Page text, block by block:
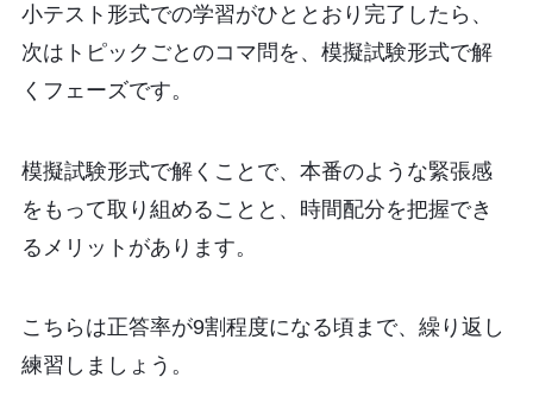
小テスト形式での学習がひととおり完了したら、
次はトピックごとのコマ問を、模擬試験形式で解
くフェーズです。
模擬試験形式で解くことで、本番のような緊張感
をもって取り組めることと、時間配分を把握でき
るメリットがあります。
こちらは正答率が9割程度になる頃まで、繰り返し
練習しましょう。